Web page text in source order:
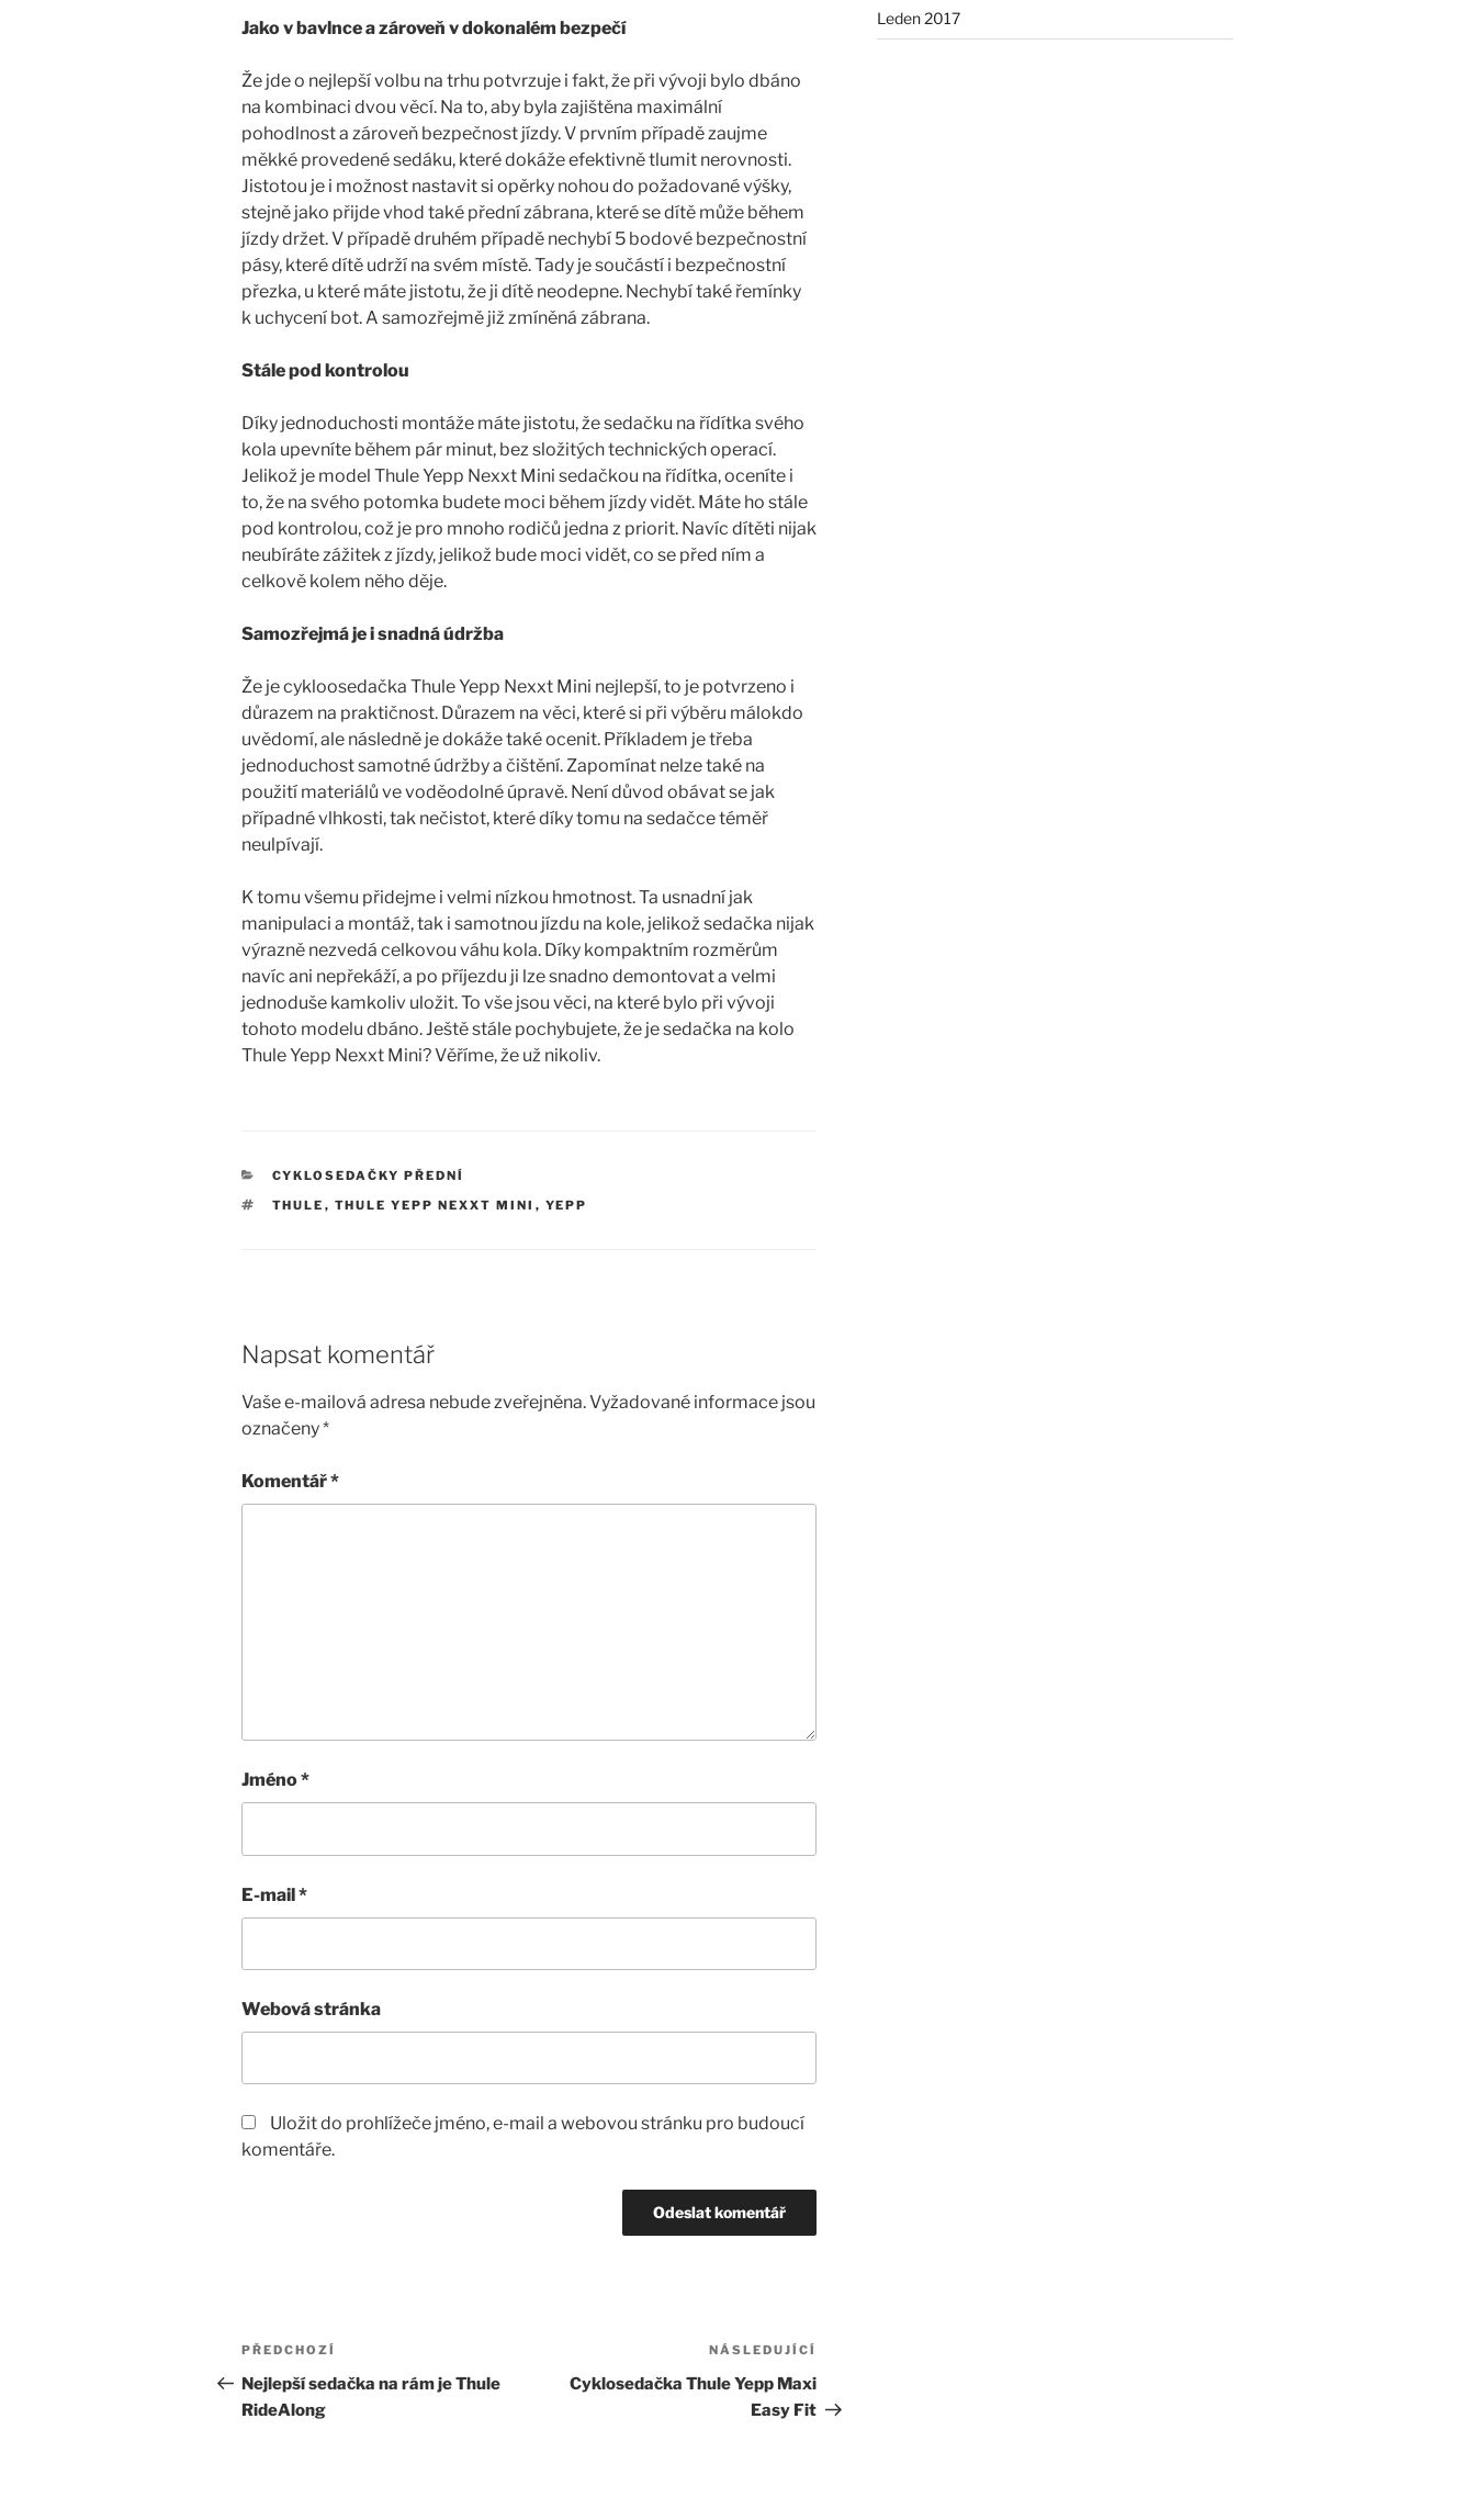
Jako v bavlnce a zároveň v dokonalém bezpečí
Že jde o nejlepší volbu na trhu potvrzuje i fakt, že při vývoji bylo dbáno
na kombinaci dvou věcí. Na to, aby byla zajištěna maximální
pohodlnost a zároveň bezpečnost jízdy. V prvním případě zaujme
měkké provedené sedáku, které dokáže efektivně tlumit nerovnosti.
Jistotou je i možnost nastavit si opěrky nohou do požadované výšky,
stejně jako přijde vhod také přední zábrana, které se dítě může během
jízdy držet. V případě druhém případě nechybí 5 bodové bezpečnostní
pásy, které dítě udrží na svém místě. Tady je součástí i bezpečnostní
přezka, u které máte jistotu, že ji dítě neodepne. Nechybí také řemínky
k uchycení bot. A samozřejmě již zmíněná zábrana.
Stále pod kontrolou
Díky jednoduchosti montáže máte jistotu, že sedačku na řídítka svého
kola upevníte během pár minut, bez složitých technických operací.
Jelikož je model Thule Yepp Nexxt Mini sedačkou na řídítka, oceníte i
to, že na svého potomka budete moci během jízdy vidět. Máte ho stále
pod kontrolou, což je pro mnoho rodičů jedna z priorit. Navíc dítěti nijak
neubíráte zážitek z jízdy, jelikož bude moci vidět, co se před ním a
celkově kolem něho děje.
Samozřejmá je i snadná údržba
Že je cykloosedačka Thule Yepp Nexxt Mini nejlepší, to je potvrzeno i
důrazem na praktičnost. Důrazem na věci, které si při výběru málokdo
uvědomí, ale následně je dokáže také ocenit. Příkladem je třeba
jednoduchost samotné údržby a čištění. Zapomínat nelze také na
použití materiálů ve voděodolné úpravě. Není důvod obávat se jak
případné vlhkosti, tak nečistot, které díky tomu na sedačce téměř
neulpívají.
K tomu všemu přidejme i velmi nízkou hmotnost. Ta usnadní jak
manipulaci a montáž, tak i samotnou jízdu na kole, jelikož sedačka nijak
výrazně nezvedá celkovou váhu kola. Díky kompaktním rozměrům
navíc ani nepřekáží, a po příjezdu ji lze snadno demontovat a velmi
jednoduše kamkoliv uložit. To vše jsou věci, na které bylo při vývoji
tohoto modelu dbáno. Ještě stále pochybujete, že je sedačka na kolo
Thule Yepp Nexxt Mini? Věříme, že už nikoliv.
RUBRIKY
CYKLOSEDAČKY PŘEDNÍ
ŠTÍTKY
THULE , THULE YEPP NEXXT MINI , YEPP
Napsat komentář
Vaše e-mailová adresa nebude zveřejněna.Vyžadované informace jsou
označeny*
Komentář*
Jméno*
E-mail*
Webová stránka
Uložit do prohlížeče jméno, e-mail a webovou stránku pro budoucí
komentáře.
Navigace
pro
příspěvek
Předchozí
příspěvek
PŘEDCHOZÍ
Nejlepší sedačka na rám je Thule
RideAlong
příspěvek
NÁSLEDUJÍCÍ
Cyklosedačka Thule Yepp Maxi
Easy Fit
Leden 2017